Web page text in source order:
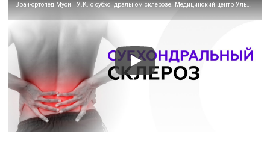
Врач-ортопед Мусин У.К. о субхондральном склерозе. Медицинский центр Ульфар